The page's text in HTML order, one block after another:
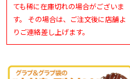
ても稀に在庫切れの場合がございま
す。 その場合は、ご注文後に店舗よ
りご連絡差し上げます。